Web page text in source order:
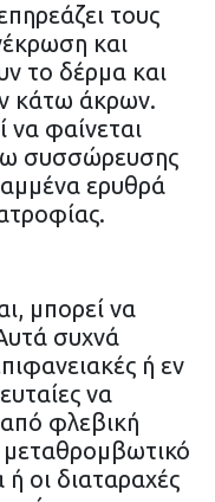
τους
και
το δέρμα και
κάτω άκρων.
να φαίνεται
συσσώρευσης
ερυθρά
μπορεί να
συχνά
ή εν
να
φλεβική
οι διαταραχές